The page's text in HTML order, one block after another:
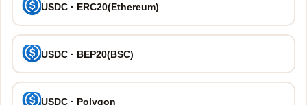
USDC · ERC20(Ethereum)
USDC · BEP20(BSC)
USDC · Polygon